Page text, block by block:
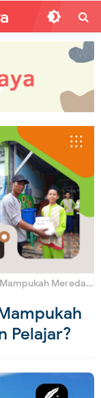
Gejolak Tawuran Pelajar?
Pelajar?